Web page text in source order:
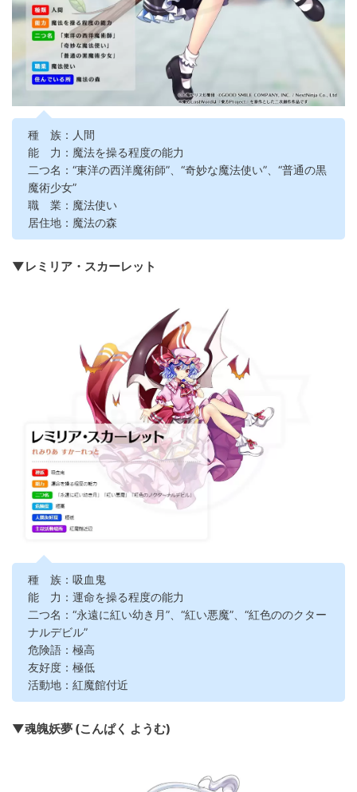
種 族：人間
能 力：魔法を操る程度の能力
二つ名：“東洋の西洋魔術師”、“奇妙な魔法使い”、“普通の黒
魔術少女”
職 業：魔法使い
居住地：魔法の森
▼レミリア・スカーレット
種 族：吸血鬼
能 力：運命を操る程度の能力
二つ名：“永遠に紅い幼き月”、“紅い悪魔”、“紅色ののクター
ナルデビル”
危険語：極高
友好度：極低
活動地：紅魔館付近
▼魂魄妖夢 (こんぱく ようむ)